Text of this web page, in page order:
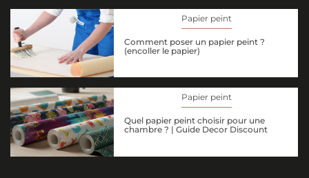
Papier peint
Comment poser un papier peint ?
(encoller le papier)
Papier peint
Quel papier peint choisir pour une
chambre ? | Guide Decor Discount